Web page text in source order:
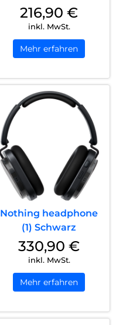
216,90 €
inkl. MwSt.
Mehr erfahren
Nothing headphone
(1) Schwarz
330,90 €
inkl. MwSt.
Mehr erfahren